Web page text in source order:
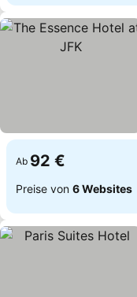
Ab 92 €
Preise von 6 Websites